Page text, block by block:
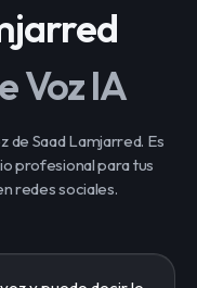
Voz IA
de Saad Lamjarred. Es
profesional para tus
redes sociales.